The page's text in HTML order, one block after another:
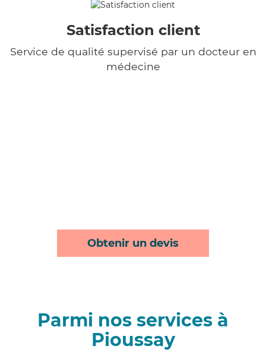
Satisfaction client
Service de qualité supervisé par un docteur en
médecine
Obtenir un devis
Parmi nos services à
Pioussay